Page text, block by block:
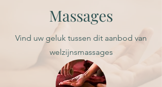
Massages
Vind uw geluk tussen dit aanbod van
welzijnsmassages